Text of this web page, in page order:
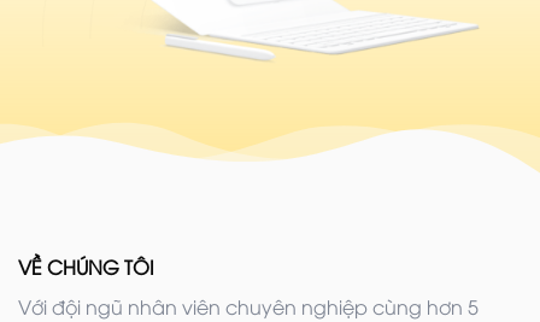
VỀ CHÚNG TÔI
Với đội ngũ nhân viên chuyên nghiệp cùng hơn 5